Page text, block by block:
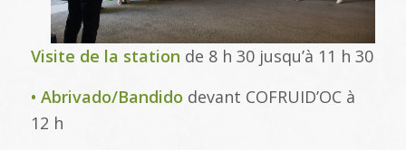
Visite de la station de 8 h 30 jusqu’à 11 h 30
• Abrivado/Bandido devant COFRUID’OC à
12 h